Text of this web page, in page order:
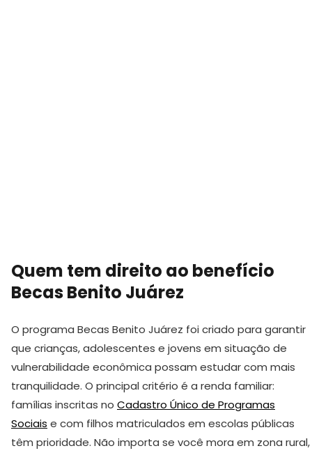
Quem tem direito ao benefício
Becas Benito Juárez
O programa Becas Benito Juárez foi criado para garantir
que crianças, adolescentes e jovens em situação de
vulnerabilidade econômica possam estudar com mais
tranquilidade. O principal critério é a renda familiar:
famílias inscritas no Cadastro Único de Programas
Sociais e com filhos matriculados em escolas públicas
têm prioridade. Não importa se você mora em zona rural,